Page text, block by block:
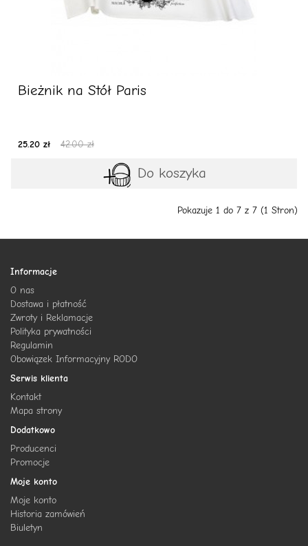
Bieżnik na Stół Paris
25.20 zł 42.00 zł
Do koszyka
Pokazuje 1 do 7 z 7 (1 Stron)
Informacje
O nas
Dostawa i płatność
Zwroty i Reklamacje
Polityka prywatności
Regulamin
Obowiązek Informacyjny RODO
Serwis klienta
Kontakt
Mapa strony
Dodatkowo
Producenci
Promocje
Moje konto
Moje konto
Historia zamówień
Biuletyn